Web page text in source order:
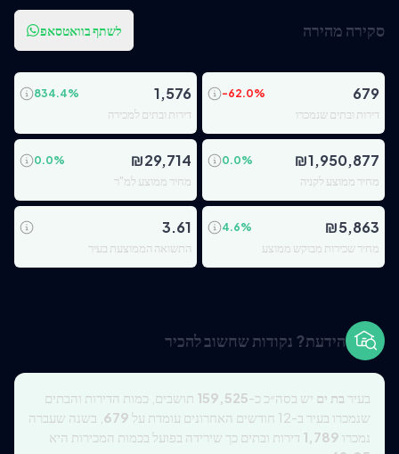
סקירה מהירה לשתף בוואטסאפ
679
-62.0%
דירות ובתים שנמכרו
1,576
834.4%
דירות ובתים למכירה
₪1,950,877
0.0%
מחיר ממוצע לקניה
₪29,714
0.0%
מחיר ממוצע למ"ר
₪5,863
4.6%
מחיר שכירות מבוקש ממוצע
3.61
התשואה הממוצעת בעיר
הידעת? נקודות שחשוב להכיר
בעיר בת ים יש בסה״כ כ-159,525 תושבים, כמות הדירות והבתים
שנמכרו בעיר ב-12 חודשים האחרונים עומדת על
679 , בשנה שעברה
נמכרו 1,789 דירות ובתים כך שירידה בפועל בכמות המכירות היא